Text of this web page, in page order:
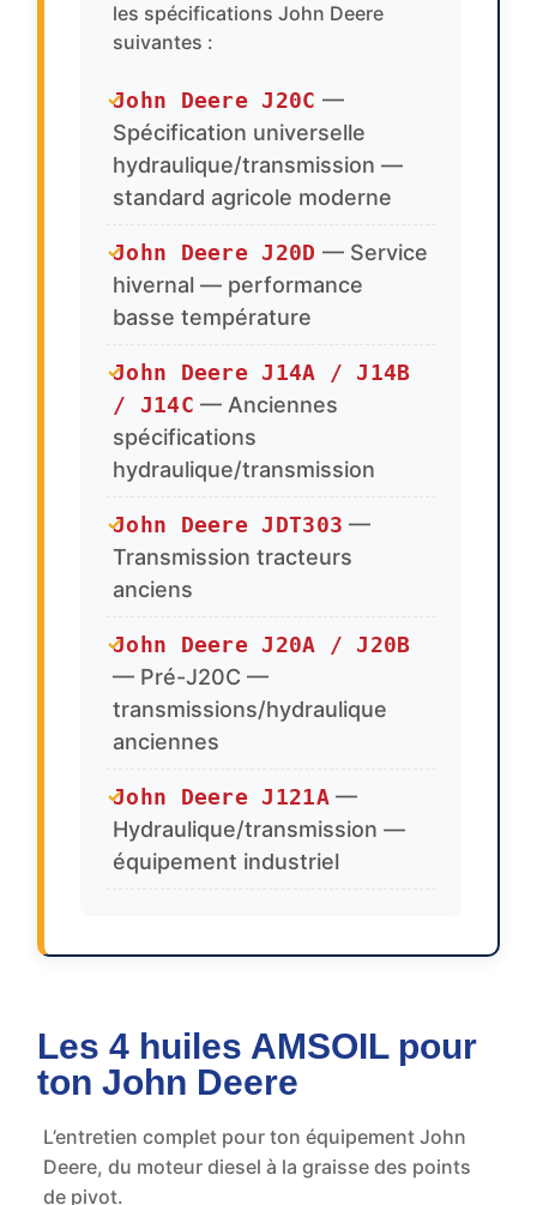
les spécifications John Deere
suivantes :
✓John Deere J20C —
Spécification universelle
hydraulique/transmission —
standard agricole moderne
✓John Deere J20D — Service
hivernal — performance
basse température
✓John Deere J14A / J14B
/ J14C — Anciennes
spécifications
hydraulique/transmission
✓John Deere JDT303 —
Transmission tracteurs
anciens
✓John Deere J20A / J20B
— Pré-J20C —
transmissions/hydraulique
anciennes
✓John Deere J121A —
Hydraulique/transmission —
équipement industriel
Les 4 huiles AMSOIL pour
ton John Deere
L’entretien complet pour ton équipement John
Deere, du moteur diesel à la graisse des points
de pivot.